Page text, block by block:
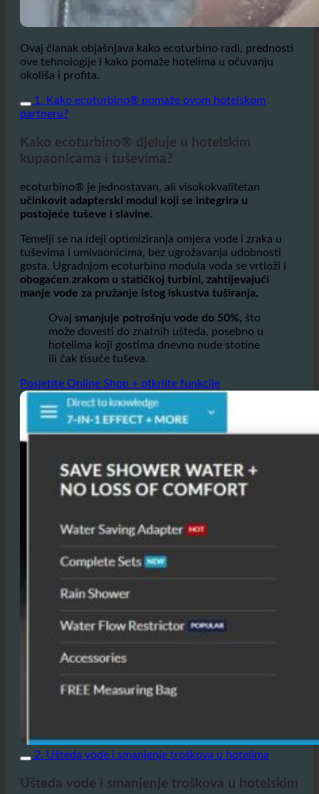
Ovaj članak objašnjava kako ecoturbino radi, prednosti
ove tehnologije i kako pomaže hotelima u očuvanju
okoliša i profita.
partneru?
kupaonicama i tuševima?
ecoturbino® je jednostavan, ali visokokvalitetan
učinkovit adapterski modul koji se integrira u
postojeće tuševe i slavine.
Temelji se na ideji optimiziranja omjera vode i zraka u
tuševima i umivaonicima, bez ugrožavanja udobnosti
gosta. Ugradnjom ecoturbino modula voda se vrtloži i
obogaćen zrakom u statičkoj turbini, zahtijevajući
manje vode za pružanje istog iskustva tuširanja.
Ovajsmanjuje potrošnju vode do 50%,što
može dovesti do znatnih ušteda, posebno u
hotelima koji gostima dnevno nude stotine
ili čak tisuće tuševa.
Posjetite Online Shop + otkrijte funkcije
2. Ušteda vode i smanjenje troškova u hotelima